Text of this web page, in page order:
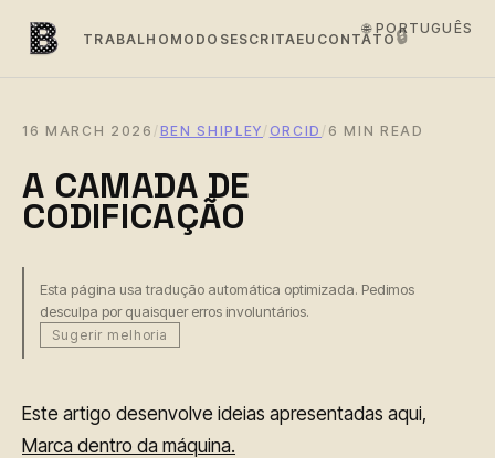
TRABALHO MODOSESCRITAEU CONTATO 🔒
16 MARCH 2026 / BEN SHIPLEY / ORCID / 6 MIN READ
A CAMADA DE
CODIFICAÇÃO
Esta página usa tradução automática optimizada. Pedimos
desculpa por quaisquer erros involuntários.
Sugerir melhoria
Este artigo desenvolve ideias apresentadas aqui,
Marca dentro da máquina.
🌐 PORTUGUÊS